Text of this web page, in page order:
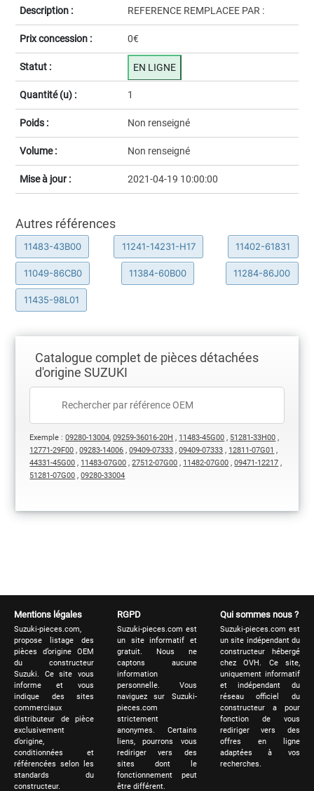
Description : REFERENCE REMPLACEE PAR :
Prix concession : 0€
Statut : EN LIGNE
Quantité (u) : 1
Poids : Non renseigné
Volume : Non renseigné
Mise à jour : 2021-04-19 10:00:00
Autres références
11483-43B00 11241-14231-H17 11402-61831
11049-86CB0 11384-60B00 11284-86J00
11435-98L01
Catalogue complet de pièces détachées
d'origine SUZUKI
Exemple :09280-13004,09259-36016-20H , 11483-45G00 , 51281-33H00 ,
12771-29F00 ,09283-14006 ,09409-07333 ,09409-07333 , 12811-07G01 ,
44331-45G00 , 11483-07G00 ,27512-07G00 , 11482-07G00 ,09471-12217 ,
51281-07G00 ,09280-33004
Mentions légales
Suzuki-pieces.com,
propose listage des
pièces d’origine OEM
du constructeur
Suzuki. Ce site vous
informe et vous
indique des sites
commerciaux
distributeur de pièce
exclusivement
d’origine,
conditionnées et
référencées selon les
standards du
constructeur.
RGPD
Suzuki-pieces.com est
un site informatif et
gratuit. Nous ne
captons aucune
information
personnelle. Vous
naviguez sur Suzuki-
pieces.com
strictement
anonymes. Certains
liens, pourrons vous
rediriger vers des
sites dont le
fonctionnement peut
être différent.
Qui sommes nous ?
Suzuki-pieces.com est
un site indépendant du
constructeur hébergé
chez OVH. Ce site,
uniquement informatif
et indépendant du
réseau officiel du
constructeur a pour
fonction de vous
rediriger vers des
offres en ligne
adaptées à vos
recherches.